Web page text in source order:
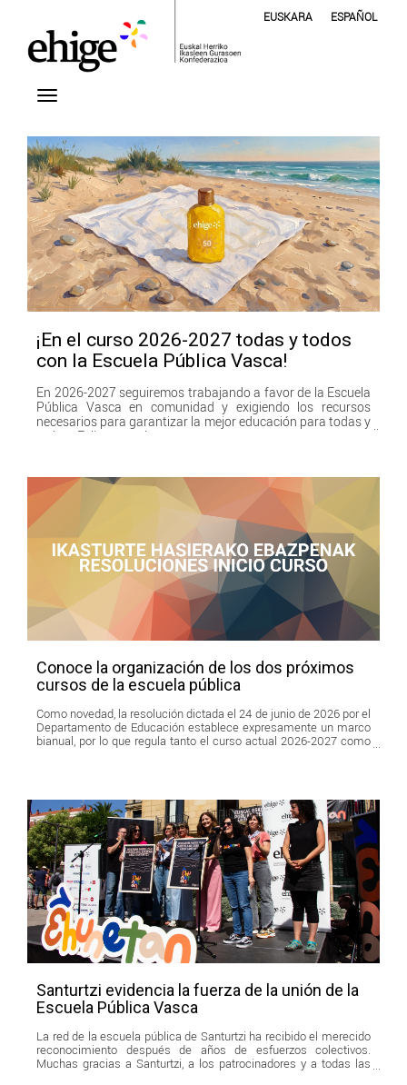
EUSKARA ESPAÑOL
¡En el curso 2026-2027 todas y todos
con la Escuela Pública Vasca!
En 2026-2027 seguiremos trabajando a favor de la Escuela
Pública Vasca en comunidad y exigiendo los recursos
necesarios para garantizar la mejor educación para todas y
todos. ¡Feliz verano!
Conoce la organización de los dos próximos
cursos de la escuela pública
Como novedad, la resolución dictada el 24 de junio de 2026 por el
Departamento de Educación establece expresamente un marco
bianual, por lo que regula tanto el curso actual 2026-2027 como
Santurtzi evidencia la fuerza de la unión de la
Escuela Pública Vasca
La red de la escuela pública de Santurtzi ha recibido el merecido
reconocimiento después de años de esfuerzos colectivos.
Muchas gracias a Santurtzi, a los patrocinadores y a todas las